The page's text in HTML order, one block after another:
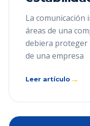
La comunicación
áreas de una
debiera proteger
de una empresa
Leer artículo →